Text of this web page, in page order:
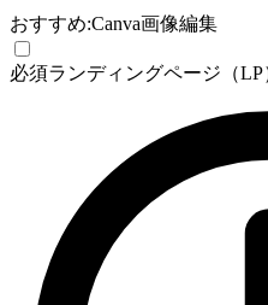
おすすめ:Canva画像編集
必須ランディングページ（